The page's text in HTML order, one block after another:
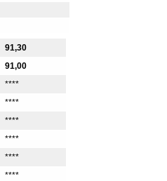
91,30
91,00
****
****
****
****
****
****